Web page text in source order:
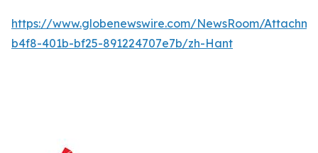
https://www.globenewswire.com/NewsRoom/
b4f8-401b-bf25-891224707e7b/zh-Hant